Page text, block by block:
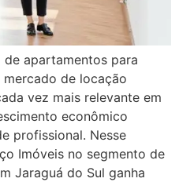
apartamentos para
de locação
vez mais relevante em
econômico
profissional. Nesse
Imóveis no segmento de
Jaraguá do Sul ganha